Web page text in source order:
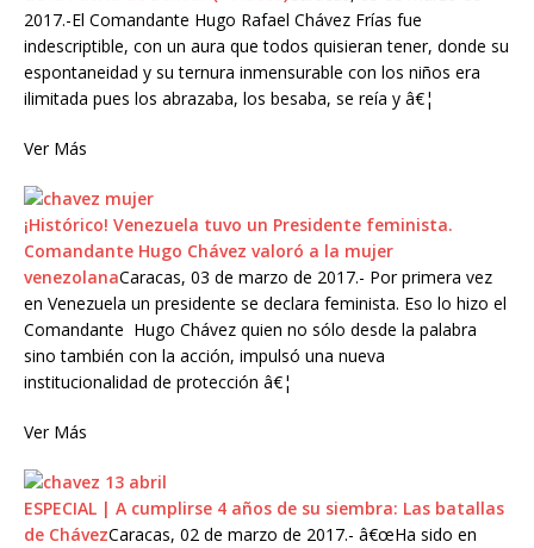
2017.-El Comandante Hugo Rafael Chávez Frías fue
indescriptible, con un aura que todos quisieran tener, donde su
espontaneidad y su ternura inmensurable con los niños era
ilimitada pues los abrazaba, los besaba, se reía y â€¦
Ver Más
¡Histórico! Venezuela tuvo un Presidente feminista.
Comandante Hugo Chávez valoró a la mujer
venezolanaCaracas, 03 de marzo de 2017.- Por primera vez
en Venezuela un presidente se declara feminista. Eso lo hizo el
Comandante Hugo Chávez quien no sólo desde la palabra
sino también con la acción, impulsó una nueva
institucionalidad de protección â€¦
Ver Más
ESPECIAL | A cumplirse 4 años de su siembra: Las batallas
de ChávezCaracas, 02 de marzo de 2017.- â€œHa sido en